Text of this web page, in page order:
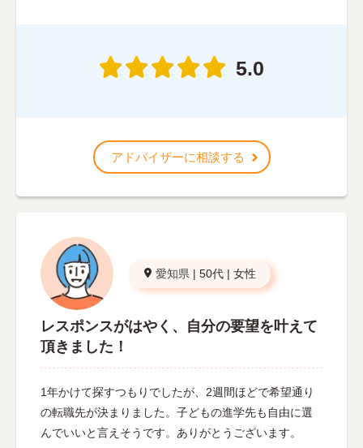
5.0
アドバイザーに相談する
愛知県 | 50代 | 女性
レスポンスがはやく、自分の要望を叶えて
頂きました！
1年かけて探すつもりでしたが、2週間ほどで希望通り
の転職先が決まりました。子どもの進学先も自由に選
んでいいと言えそうです。ありがとうございます。